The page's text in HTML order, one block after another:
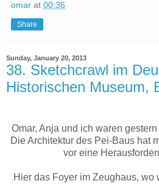
omar at 00:36
Share
Sunday, January 20, 2013
38. Sketchcrawl im
Historischen Museum,
Omar, Anja und ich waren
Die Architektur des Pei-Baus hat
vor eine
Hier das Foyer im Zeughaus, wo